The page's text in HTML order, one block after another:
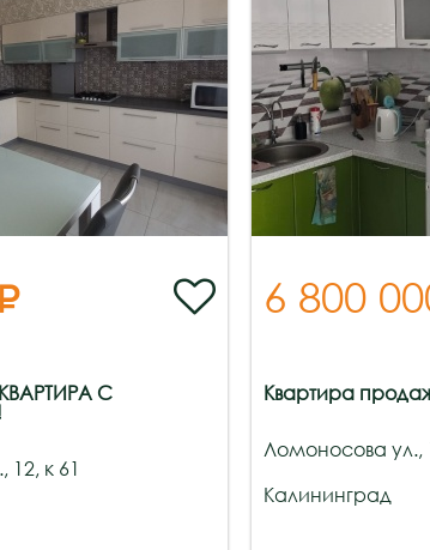

С
12, к 61
6 800
Квартира
Ломоносова ул.,
Калининград